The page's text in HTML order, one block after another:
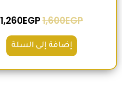
1,600EGP
1,260EGP
إضافة إلى السلة